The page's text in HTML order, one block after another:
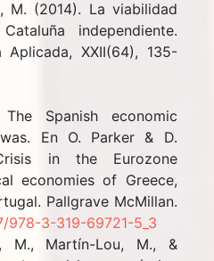
M. (2014). La viabilidad
independiente.
Aplicada, XXII(64), 135-
Spanish economic
En O. Parker & D.
in the Eurozone
economies of Greece,
Pallgrave McMillan.
978-3-319-69721-5_3
M., Martín-Lou, M., &